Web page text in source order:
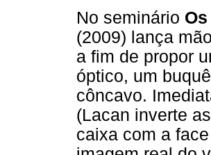
No seminário
(2009) lança
a fim de propor
óptico, um
côncavo.
(Lacan inverte
caixa com a